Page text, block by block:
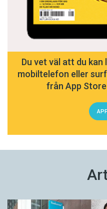
Du vet väl att du kan
mobiltelefon eller
från App